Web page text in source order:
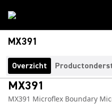
MX391
Overzicht
MX391
MX391 Microflex Boundary